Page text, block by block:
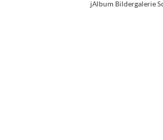
jAlbum Bildergalerie